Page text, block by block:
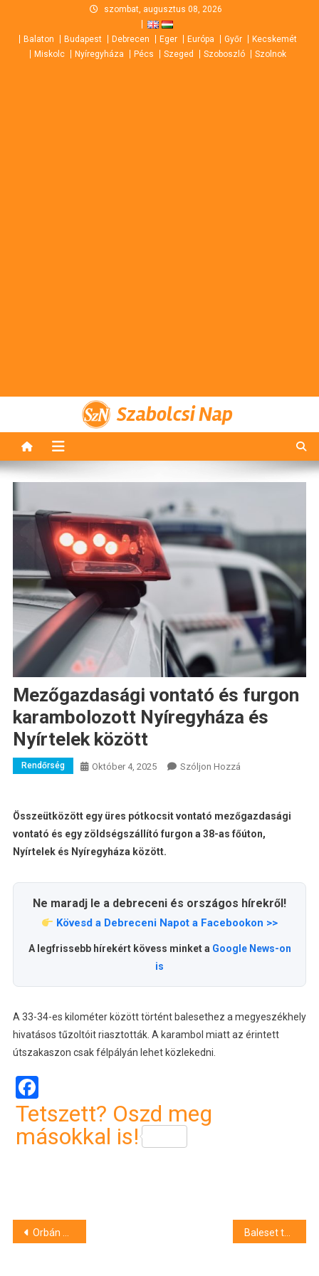
content
szombat, augusztus 08, 2026
Balaton Budapest Debrecen Eger Európa Győr
Kecskemét
Miskolc
Nyíregyháza Pécs Szeged Szoboszló Szolnok
Szabolcsi Nap
Mezőgazdasági vontató és furgon
karambolozott Nyíregyháza és
Nyírtelek között
Rendőrség Október 4, 2025 Szóljon HozzáA
És
Furgon
És
Nyírtelek
Bejegyzéshez
Összeütközött egy üres pótkocsit vontató mezőgazdasági
vontató és egy zöldségszállító furgon a 38-as főúton,
Nyírtelek és Nyíregyháza között.
Ne maradj le a debreceni és országos hírekről!
Kövesd a Debreceni Napot a Facebookon >>
A legfrissebb hírekért kövess minket a Google News-on
is
A 33-34-es kilométer között történt balesethez a megyeszékhely
hivatásos tűzoltóit riasztották. A karambol miatt az érintett
útszakaszon csak félpályán lehet közlekedni.
Facebook
Tetszett? Oszd meg
másokkal is!
Bejegyzés
Orbán Semjénről: “nem mondom, hogy szent ember, de…” Baleset történt Polgáron